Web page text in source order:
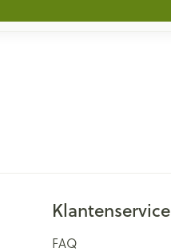
Klantenservice
FAQ